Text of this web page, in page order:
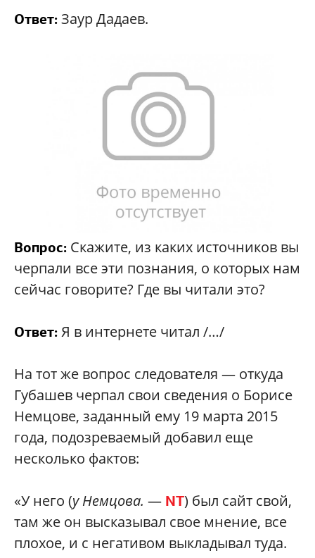
Ответ:Заур Дадаев.
Вопрос: Скажите, из каких источников вы
черпали все эти познания, о которых нам
сейчас говорите? Где вы читали это?
Ответ:Я в интернете читал /…/
На тот же вопрос следователя — откуда
Губашев черпал свои сведения о Борисе
Немцове, заданный ему 19 марта 2015
года, подозреваемый добавил еще
несколько фактов:
«У него (у Немцова. — NT) был сайт свой,
там же он высказывал свое мнение, все
плохое, и с негативом выкладывал туда.